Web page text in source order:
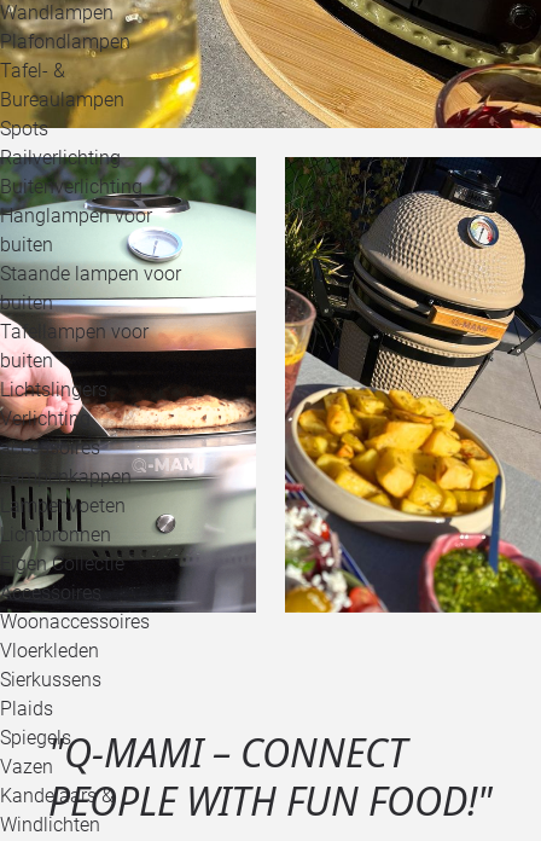
Wandlampen
Plafondlampen
Tafel- &
Bureaulampen
Spots
Railverlichting
Buitenverlichting
Hanglampen voor
buiten
Staande lampen voor
buiten
Tafellampen voor
buiten
Lichtslingers
Verlichting
accessoires
Lampenkappen
Lampenvoeten
Lichtbronnen
Eigen Collectie
Accessoires
Woonaccessoires
Vloerkleden
Sierkussens
Plaids
Spiegels
Vazen
Kandelaars &
Windlichten
"Q-MAMI – CONNECT
PEOPLE WITH FUN FOOD!"